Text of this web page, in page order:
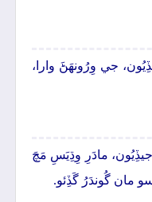
جي وِرُونهَڻَ وارا،
مادَرِ وِڌِيَسِ مَچَ
مان گُوندَرُ گَڏِئو.